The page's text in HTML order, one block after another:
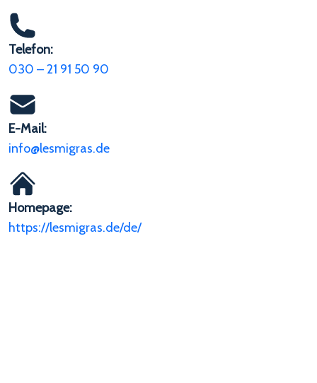
Telefon:
030 – 21 91 50 90
E-Mail:
info@lesmigras.de
Homepage:
https://lesmigras.de/de/